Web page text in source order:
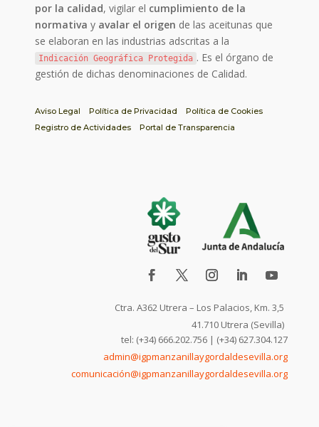
por la calidad, vigilar el cumplimiento de la
normativa y avalar el origen de las aceitunas que
se elaboran en las industrias adscritas a la
Indicación Geográfica Protegida . Es el órgano de
gestión de dichas denominaciones de Calidad.
Aviso Legal Política de Privacidad
Política de Cookies
Registro de Actividades
Portal de Transparencia
Ctra. A362 Utrera – Los Palacios, Km. 3,5
41.710 Utrera (Sevilla)
tel: (+34) 666.202.756 | (+34) 627.304.127
admin@igpmanzanillaygordaldesevilla.org
comunicación@igpmanzanillaygordaldesevilla.org